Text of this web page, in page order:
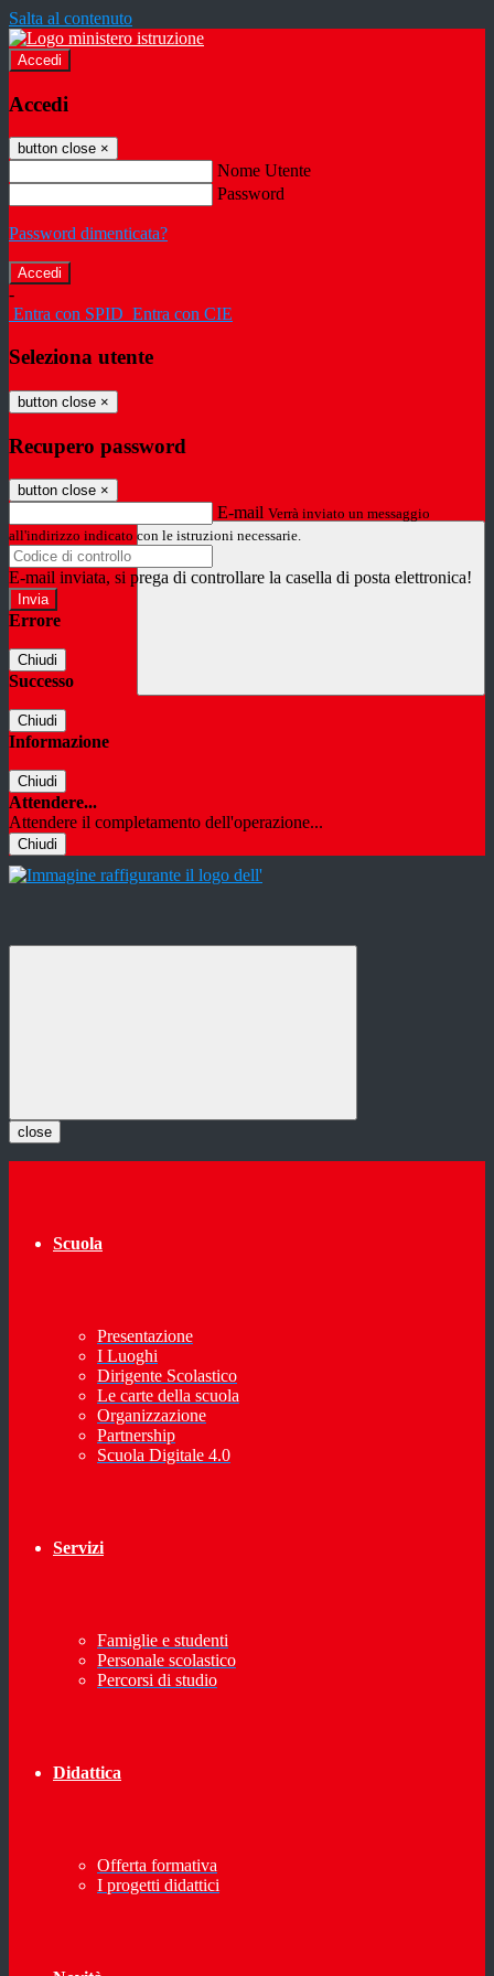
Salta al contenuto
Accedi
Accedi
button close ×
Nome Utente
Password
Password dimenticata?
-
Entra con SPID Entra con CIE
Seleziona utente
button close ×
Recupero password
button close ×
E-mail Verrà inviato un messaggio
all'indirizzo indicato con le istruzioni necessarie.
E-mail inviata, si prega di controllare la casella di posta elettronica!
Errore
Chiudi
Successo
Chiudi
Informazione
Chiudi
Attendere...
Attendere il completamento dell'operazione...
Chiudi
close
Scuola
Presentazione
I Luoghi
Dirigente Scolastico
Le carte della scuola
Organizzazione
Partnership
Scuola Digitale 4.0
Servizi
Famiglie e studenti
Personale scolastico
Percorsi di studio
Didattica
Offerta formativa
I progetti didattici